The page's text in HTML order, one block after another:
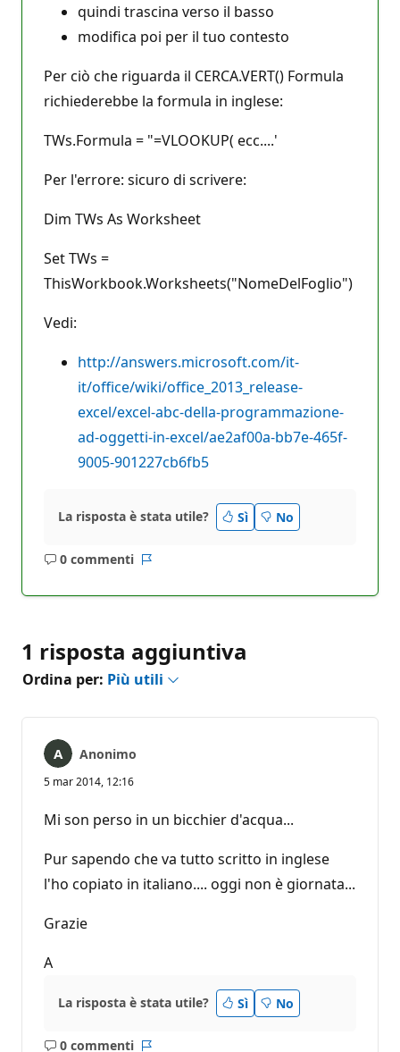
quindi trascina verso il basso
modifica poi per il tuo contesto
Per ciò che riguarda il CERCA.VERT() Formula
richiederebbe la formula in inglese:
TWs.Formula = "=VLOOKUP( ecc....'
Per l'errore: sicuro di scrivere:
Dim TWs As Worksheet
Set TWs =
ThisWorkbook.Worksheets("NomeDelFoglio")
Vedi:
http://answers.microsoft.com/it-
it/office/wiki/office_2013_release-
excel/excel-abc-della-programmazione-
ad-oggetti-in-excel/ae2af00a-bb7e-465f-
9005-901227cb6fb5
La risposta è stata utile? Sì No
0 commenti
Nessun
1 risposta aggiuntiva
Ordina per: Più utili
Anonimo
5 mar 2014, 12:16
Mi son perso in un bicchier d'acqua...
Pur sapendo che va tutto scritto in inglese
l'ho copiato in italiano.... oggi non è giornata...
Grazie
A
La risposta è stata utile? Sì No
0 commenti